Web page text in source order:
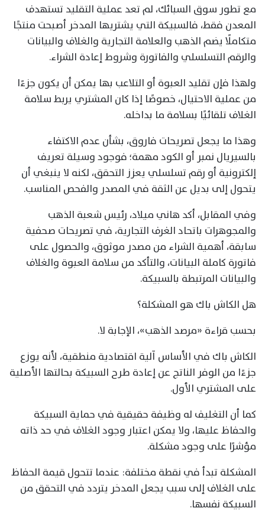
مع تطور سوق السبائك، لم تعد عملية التقليد تستهدف
المعدن فقط، فالسبيكة التي يشتريها المدخر أصبحت منتجًا
متكاملًا يضم الذهب والعلامة التجارية والغلاف والبيانات
والرقم التسلسلي والفاتورة وشروط إعادة الشراء.
ولهذا فإن تقليد العبوة أو التلاعب بها يمكن أن يكون جزءًا
من عملية الاحتيال، خصوصًا إذا كان المشتري يربط سلامة
الغلاف تلقائيًا بسلامة ما بداخله.
وهذا ما يجعل تصريحات فاروق، بشأن عدم الاكتفاء
بالسيريال نمبر أو الكود مهمة؛ فوجود وسيلة تعريف
إلكترونية أو رقم تسلسلي يعزز التحقق، لكنه لا ينبغي أن
يتحول إلى بديل عن الثقة في المصدر والفحص المناسب.
وفي المقابل، أكد هاني ميلاد، رئيس شعبة الذهب
والمجوهرات باتحاد الغرف التجارية، في تصريحات صحفية
سابقة، أهمية الشراء من مصدر موثوق، والحصول على
فاتورة كاملة البيانات، والتأكد من سلامة العبوة والغلاف
والبيانات المرتبطة بالسبيكة.
هل الكاش باك هو المشكلة؟
بحسب قراءة «مرصد الذهب»، الإجابة لا.
الكاش باك في الأساس آلية اقتصادية منطقية، لأنه يوزع
جزءًا من الوفر الناتج عن إعادة طرح السبيكة بحالتها الأصلية
على المشتري الأول.
كما أن التغليف له وظيفة حقيقية في حماية السبيكة
والحفاظ عليها، ولا يمكن اعتبار وجود الغلاف في حد ذاته
مؤشرًا على وجود مشكلة.
المشكلة تبدأ في نقطة مختلفة: عندما تتحول قيمة الحفاظ
على الغلاف إلى سبب يجعل المدخر يتردد في التحقق من
السبيكة نفسها.